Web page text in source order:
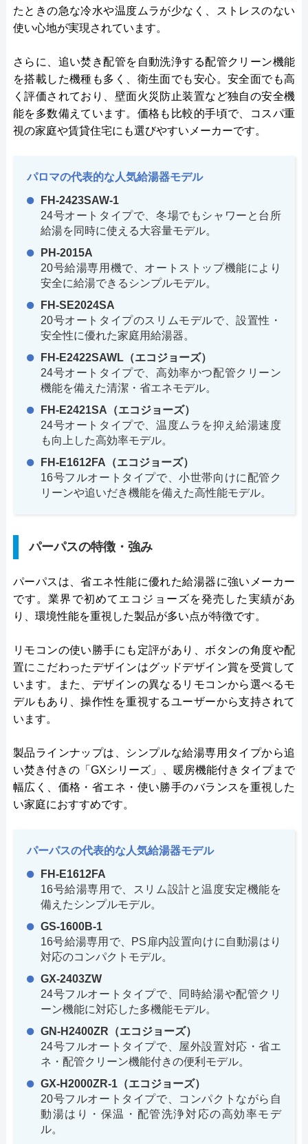
たときの急な冷水や温度ムラが少なく、ストレスのない
使い心地が実現されています。
さらに、追い焚き配管を自動洗浄する配管クリーン機能
を搭載した機種も多く、衛生面でも安心。安全面でも高
く評価されており、壁面火災防止装置など独自の安全機
能を多数備えています。価格も比較的手頃で、コスパ重
視の家庭や賃貸住宅にも選びやすいメーカーです。
パロマの代表的な人気給湯器モデル
FH-2423SAW-1
24号オートタイプで、冬場でもシャワーと台所
給湯を同時に使える大容量モデル。
PH-2015A
20号給湯専用機で、オートストップ機能により
安全に給湯できるシンプルモデル。
FH-SE2024SA
20号オートタイプのスリムモデルで、設置性・
安全性に優れた家庭用給湯器。
FH-E2422SAWL（エコジョーズ）
24号オートタイプで、高効率かつ配管クリーン
機能を備えた清潔・省エネモデル。
FH-E2421SA（エコジョーズ）
24号オートタイプで、温度ムラを抑え給湯速度
も向上した高効率モデル。
FH-E1612FA（エコジョーズ）
16号フルオートタイプで、小世帯向けに配管ク
リーンや追いだき機能を備えた高性能モデル。
パーパスの特徴・強み
パーパスは、省エネ性能に優れた給湯器に強いメーカー
です。業界で初めてエコジョーズを発売した実績があ
り、環境性能を重視した製品が多い点が特徴です。
リモコンの使い勝手にも定評があり、ボタンの角度や配
置にこだわったデザインはグッドデザイン賞を受賞して
います。また、デザインの異なるリモコンから選べるモ
デルもあり、操作性を重視するユーザーから支持されて
います。
製品ラインナップは、シンプルな給湯専用タイプから追
い焚き付きの「GXシリーズ」、暖房機能付きタイプまで
幅広く、価格・省エネ・使い勝手のバランスを重視した
い家庭におすすめです。
パーパスの代表的な人気給湯器モデル
FH-E1612FA
16号給湯専用で、スリム設計と温度安定機能を
備えたシンプルモデル。
GS-1600B-1
16号給湯専用で、PS扉内設置向けに自動湯はり
対応のコンパクトモデル。
GX-2403ZW
24号フルオートタイプで、同時給湯や配管クリ
ーン機能に対応した多機能モデル。
GN-H2400ZR（エコジョーズ）
24号フルオートタイプで、屋外設置対応・省エ
ネ・配管クリーン機能付きの便利モデル。
GX-H2000ZR-1（エコジョーズ）
20号フルオートタイプで、コンパクトながら自
動湯はり・保温・配管洗浄対応の高効率モデ
ル。